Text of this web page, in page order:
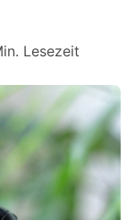
Lesezeit